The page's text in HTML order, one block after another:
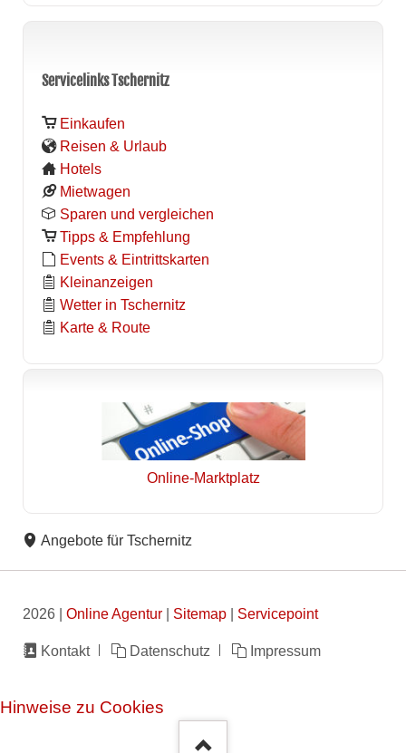
Servicelinks Tschernitz
Einkaufen
Reisen & Urlaub
Hotels
Mietwagen
Sparen und vergleichen
Tipps & Empfehlung
Events & Eintrittskarten
Kleinanzeigen
Wetter in Tschernitz
Karte & Route
Online-Marktplatz
Angebote für Tschernitz
2026 | Online Agentur| Sitemap| Servicepoint
Navigation
Kontakt Datenschutz Impressum
Hinweise zu Cookies